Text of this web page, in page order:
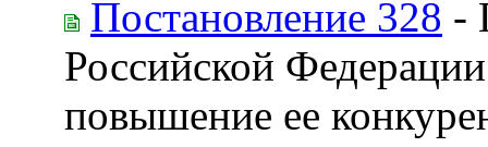
Постановление 328 -
Российской
повышение ее